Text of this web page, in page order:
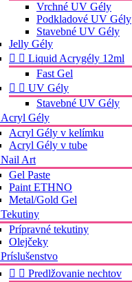
Vrchné UV Gély
Podkladové UV Gély
Stavebné UV Gély
Jelly Gély
  Liquid Acrygély 12ml
Fast Gel
  UV Gély
Stavebné UV Gély
Acryl Gély
Acryl Gély v kelímku
Acryl Gély v tube
Nail Art
Gel Paste
Paint ETHNO
Metal/Gold Gel
Tekutiny
Prípravné tekutiny
Olejčeky
Príslušenstvo
  Predlžovanie nechtov